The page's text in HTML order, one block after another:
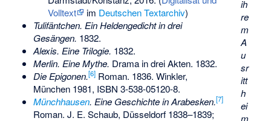
ih
re
m
A
u
sr
itt
h
ei
m
Volltext
im Deutschen Textarchiv)
Tulifäntchen. Ein Heldengedicht in drei
Gesängen. 1832.
Alexis. Eine Trilogie. 1832.
Merlin. Eine Mythe. Drama in drei Akten. 1832.
Die Epigonen.[6]Roman. 1836. Winkler,
München 1981, ISBN 3-538-05120-8.
Münchhausen. Eine Geschichte in Arabesken.[7]
Roman. J. E. Schaub, Düsseldorf 1838–1839;